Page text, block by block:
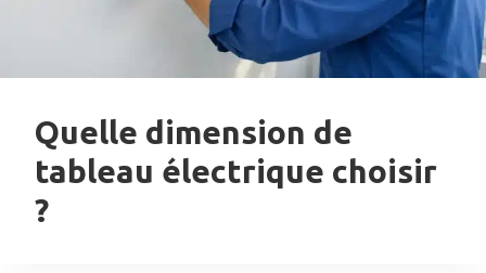
Quelle dimension de
tableau électrique choisir
?